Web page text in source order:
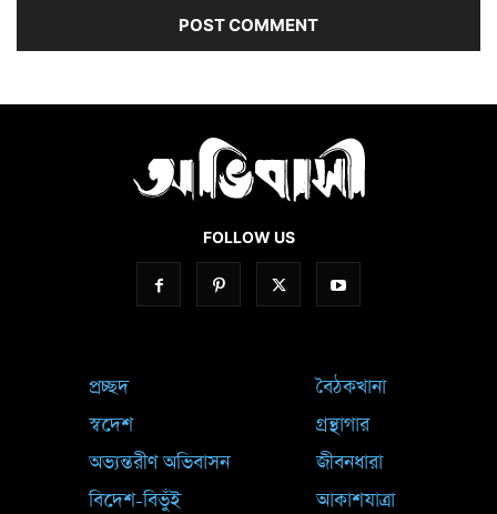
FOLLOW US
প্রচ্ছদ
স্বদেশ
অভ্যন্তরীণ অভিবাসন
বিদেশ-বিভুঁই
বৈঠকখানা
গ্রন্থাগার
জীবনধারা
আকাশযাত্রা